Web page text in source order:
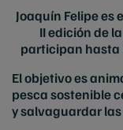
Joaquín Felipe es
II edición de
participan hasta
El objetivo es
pesca sostenible
y salvaguardar